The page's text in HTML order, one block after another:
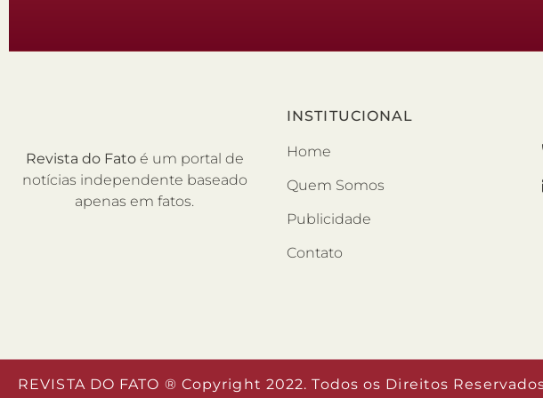
Revista do Fato é um portal de
notícias independente baseado
apenas em fatos.
INSTITUCIONAL
Home
Quem Somos
Publicidade
Contato
REVISTA DO FATO ® Copyright 2022. Todos os Direitos